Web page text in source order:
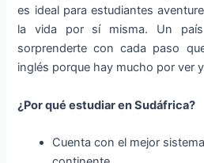
es ideal para estudiantes
la vida por sí misma. Un país
sorprenderte con cada paso
inglés porque hay mucho por ver
¿Por qué estudiar en Sudáfrica?
Cuenta con el mejor